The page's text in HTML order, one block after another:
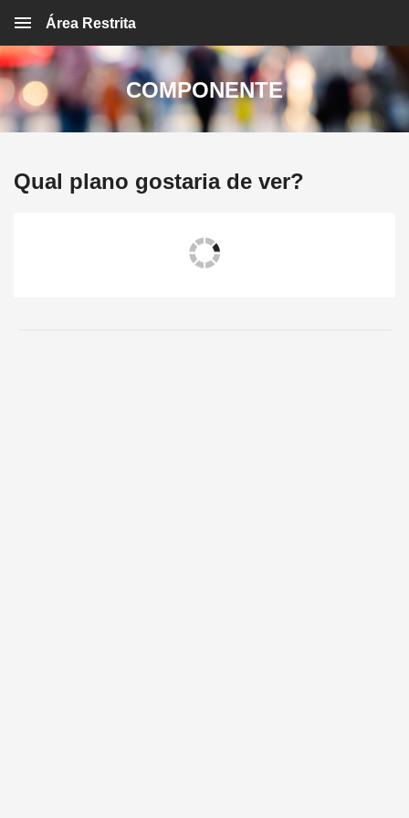
Área Restrita
COMPONENTE
Qual plano gostaria de ver?